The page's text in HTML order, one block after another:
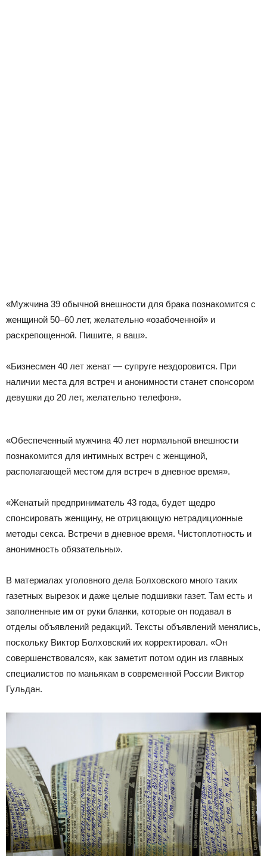
«Мужчина 39 обычной внешности для брака познакомится с
женщиной 50–60 лет, желательно «озабоченной» и
раскрепощенной. Пишите, я ваш».
«Бизнесмен 40 лет женат — супруге нездоровится. При
наличии места для встреч и анонимности станет спонсором
девушки до 20 лет, желательно телефон».
«Обеспеченный мужчина 40 лет нормальной внешности
познакомится для интимных встреч с женщиной,
располагающей местом для встреч в дневное время».
«Женатый предприниматель 43 года, будет щедро
спонсировать женщину, не отрицающую нетрадиционные
методы секса. Встречи в дневное время. Чистоплотность и
анонимность обязательны».
В материалах уголовного дела Болховского много таких
газетных вырезок и даже целые подшивки газет. Там есть и
заполненные им от руки бланки, которые он подавал в
отделы объявлений редакций. Тексты объявлений менялись,
поскольку Виктор Болховский их корректировал. «Он
совершенствовался», как заметит потом один из главных
специалистов по маньякам в современной России Виктор
Гульдан.